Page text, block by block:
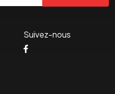
Suivez-nous